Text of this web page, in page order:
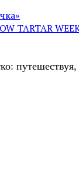
TARTAR